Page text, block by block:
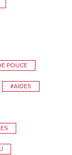
POUCE
#AIDES